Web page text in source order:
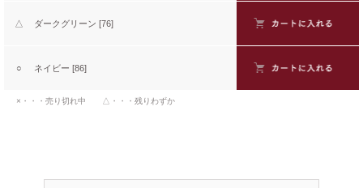
△ ダークグリーン [76]
○ ネイビー [86]
×・・・売り切れ中 △・・・残りわずか